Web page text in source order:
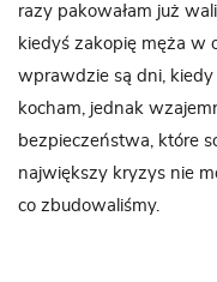
razy pakowałam już
kiedyś zakopię męża w
wprawdzie są dni, kiedy
kocham, jednak
bezpieczeństwa, które
największy kryzys nie
co zbudowaliśmy.